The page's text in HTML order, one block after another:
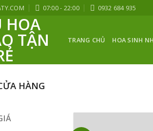
07:00 - 22:00 0932 684 935
TRANG CHỦ HOA SINH
HÀNG